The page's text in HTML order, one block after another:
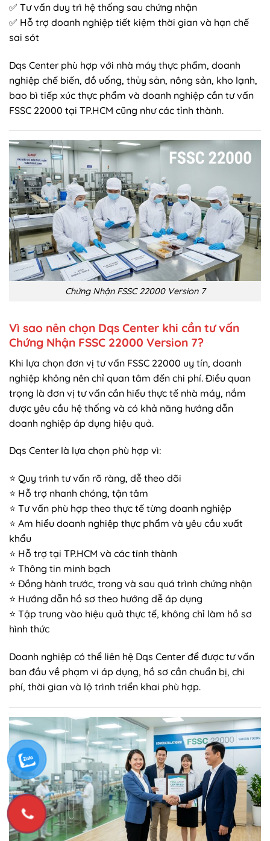
✅ Tư vấn duy trì hệ thống sau chứng nhận
✅ Hỗ trợ doanh nghiệp tiết kiệm thời gian và hạn chế
sai sót
Dqs Center phù hợp với nhà máy thực phẩm, doanh
nghiệp chế biến, đồ uống, thủy sản, nông sản, kho lạnh,
bao bì tiếp xúc thực phẩm và doanh nghiệp cần tư vấn
FSSC 22000 tại TP.HCM cũng như các tỉnh thành.
Chứng Nhận FSSC 22000 Version 7
Vì sao nên chọn Dqs Center khi cần tư vấn
Chứng Nhận FSSC 22000 Version 7?
Khi lựa chọn đơn vị tư vấn FSSC 22000 uy tín, doanh
nghiệp không nên chỉ quan tâm đến chi phí. Điều quan
trọng là đơn vị tư vấn cần hiểu thực tế nhà máy, nắm
được yêu cầu hệ thống và có khả năng hướng dẫn
doanh nghiệp áp dụng hiệu quả.
Dqs Center là lựa chọn phù hợp vì:
⭐ Quy trình tư vấn rõ ràng, dễ theo dõi
⭐ Hỗ trợ nhanh chóng, tận tâm
⭐ Tư vấn phù hợp theo thực tế từng doanh nghiệp
⭐ Am hiểu doanh nghiệp thực phẩm và yêu cầu xuất
khẩu
⭐ Hỗ trợ tại TP.HCM và các tỉnh thành
⭐ Thông tin minh bạch
⭐ Đồng hành trước, trong và sau quá trình chứng nhận
⭐ Hướng dẫn hồ sơ theo hướng dễ áp dụng
⭐ Tập trung vào hiệu quả thực tế, không chỉ làm hồ sơ
hình thức
Doanh nghiệp có thể liên hệ Dqs Center để được tư vấn
ban đầu về phạm vi áp dụng, hồ sơ cần chuẩn bị, chi
phí, thời gian và lộ trình triển khai phù hợp.